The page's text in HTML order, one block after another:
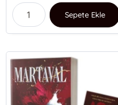
Sepete Ekle